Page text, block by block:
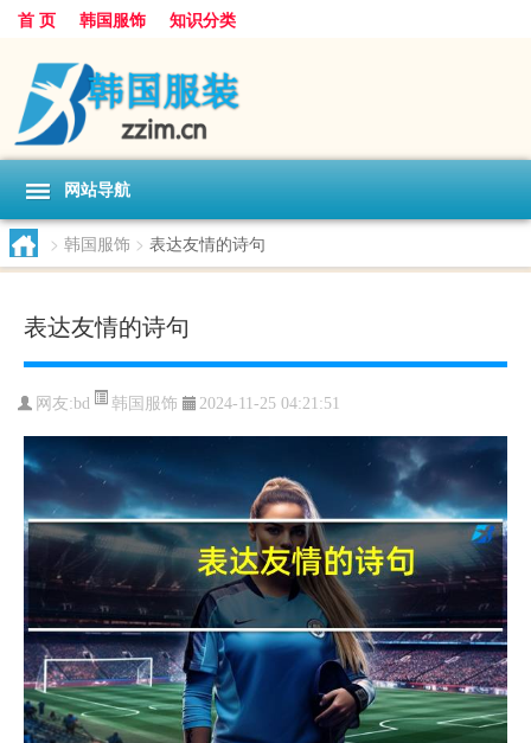
首 页 韩国服饰 知识分类
网站导航
> 韩国服饰 > 表达友情的诗句
表达友情的诗句
网友:bd 韩国服饰 2024-11-25 04:21:51